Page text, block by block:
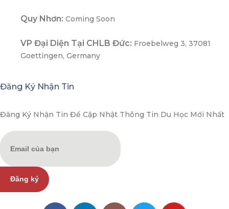
Quy Nhơn: Coming Soon
VP Đại Diện Tại CHLB Đức: Froebelweg 3, 37081
Goettingen, Germany
Đăng Ký Nhận Tin
Đăng Ký Nhận Tin Để Cập Nhật Thông Tin Du Học Mới Nhất
Đăng ký